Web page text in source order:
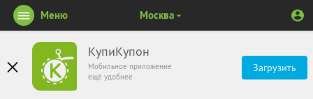
КупиКупон
Мобильное приложение
ещё удобнее
Загрузить
Меню Москва